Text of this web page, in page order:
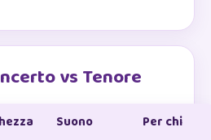
vs Tenore
Suono Per chi